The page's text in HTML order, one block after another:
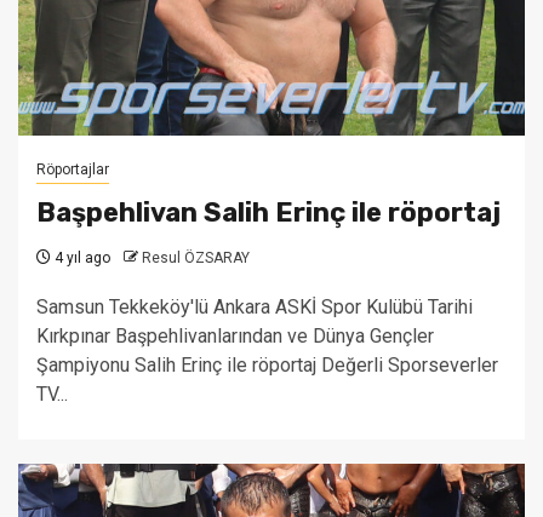
Röportajlar
Başpehlivan Salih Erinç ile röportaj
4 yıl ago Resul ÖZSARAY
Samsun Tekkeköy'lü Ankara ASKİ Spor Kulübü Tarihi
Kırkpınar Başpehlivanlarından ve Dünya Gençler
Şampiyonu Salih Erinç ile röportaj Değerli Sporseverler
TV...